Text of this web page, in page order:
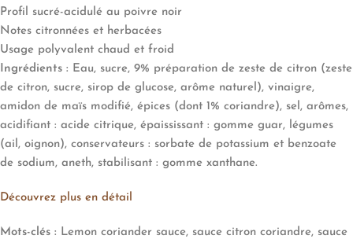
Profil sucré-acidulé au poivre noir
Notes citronnées et herbacées
Usage polyvalent chaud et froid
Ingrédients : Eau, sucre, 9% préparation de zeste de citron (zeste
de citron, sucre, sirop de glucose, arôme naturel), vinaigre,
amidon de maïs modifié, épices (dont 1% coriandre), sel, arômes,
acidifiant : acide citrique, épaississant : gomme guar, légumes
(ail, oignon), conservateurs : sorbate de potassium et benzoate
de sodium, aneth, stabilisant : gomme xanthane.
Découvrez plus en détail
Mots-clés : Lemon coriander sauce, sauce citron coriandre, sauce